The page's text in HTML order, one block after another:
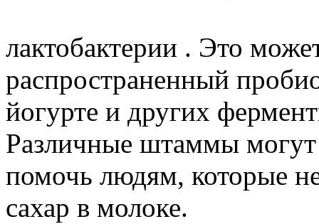
лактобактерии . Это
распространенный
йогурте и других
Различные штаммы
помочь людям, которые не
сахар в молоке.